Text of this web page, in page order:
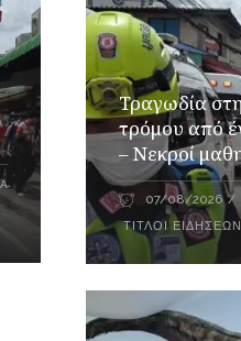
Τραγωδία
τρόμου από
– Νεκροί
07/08/2026
ΤΊΤΛΟΙ